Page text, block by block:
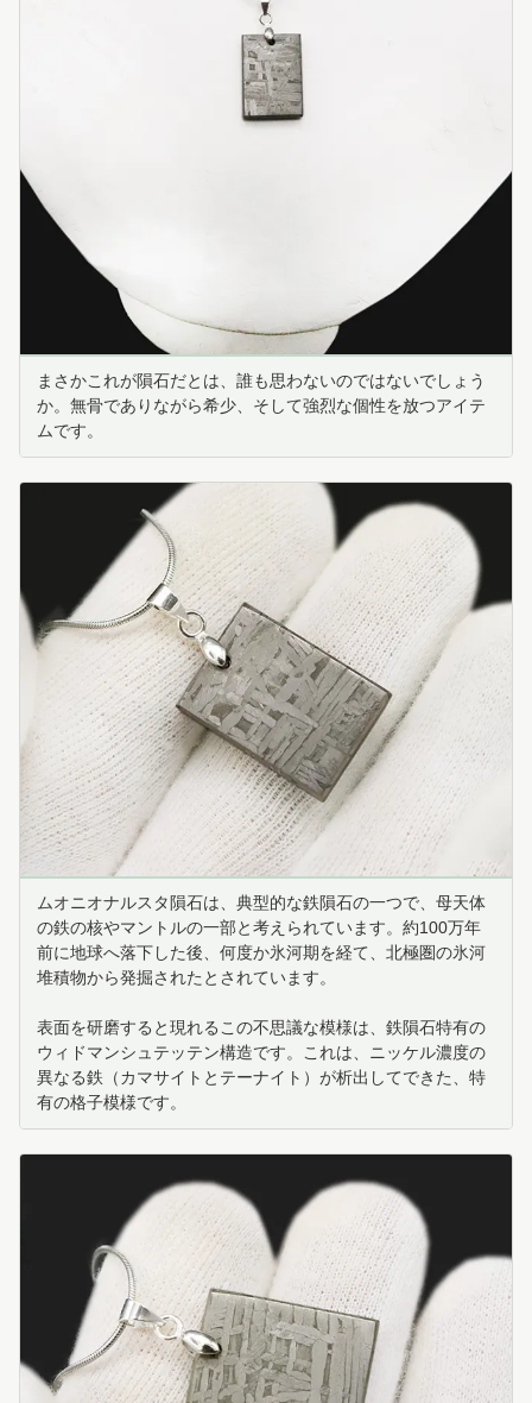
まさかこれが隕石だとは、誰も思わないのではないでしょう
か。無骨でありながら希少、そして強烈な個性を放つアイテ
ムです。
ムオニオナルスタ隕石は、典型的な鉄隕石の一つで、母天体
の鉄の核やマントルの一部と考えられています。約100万年
前に地球へ落下した後、何度か氷河期を経て、北極圏の氷河
堆積物から発掘されたとされています。
表面を研磨すると現れるこの不思議な模様は、鉄隕石特有の
ウィドマンシュテッテン構造です。これは、ニッケル濃度の
異なる鉄（カマサイトとテーナイト）が析出してできた、特
有の格子模様です。